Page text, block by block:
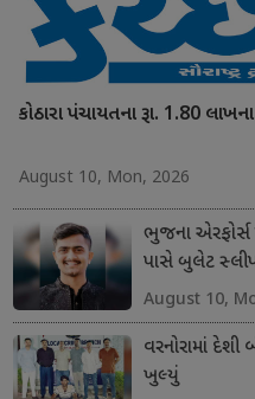
કોઠારા પંચાયતના રૂા. 1.80
August 10, Mon, 2026
ભુજના એરફોર્સ
પાસે બુલેટ
August 10,
વરનોરામાં
ખુલ્યું